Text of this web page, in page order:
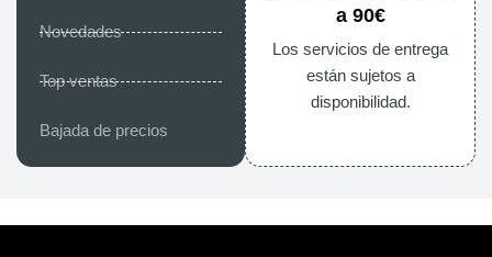
Novedades
Top ventas
Bajada de precios
a 90€
Los servicios de entrega
están sujetos a
disponibilidad.